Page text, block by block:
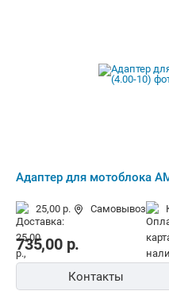
Адаптер для мотоблока
25,00 р. Самовывоз
735,00р.
Контакты